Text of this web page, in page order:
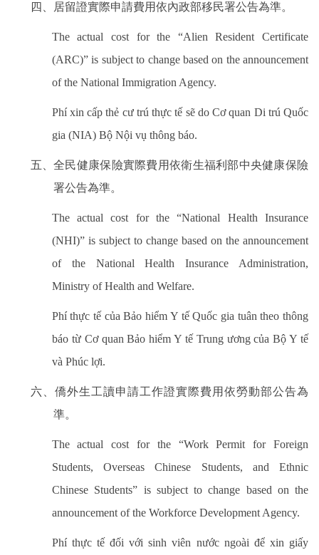
四、居留證實際申請費用依內政部移民署公告為準。
The actual cost for the “Alien Resident Certificate
(ARC)” is subject to change based on the announcement
of the National Immigration Agency.
Phí xin cấp thẻ cư trú thực tế sẽ do Cơ quan Di trú Quốc
gia (NIA) Bộ Nội vụ thông báo.
五、全民健康保險實際費用依衛生福利部中央健康保險
署公告為準。
The actual cost for the “National Health Insurance
(NHI)” is subject to change based on the announcement
of the National Health Insurance Administration,
Ministry of Health and Welfare.
Phí thực tế của Bảo hiểm Y tế Quốc gia tuân theo thông
báo từ Cơ quan Bảo hiểm Y tế Trung ương của Bộ Y tế
và Phúc lợi.
六、僑外生工讀申請工作證實際費用依勞動部公告為
準。
The actual cost for the “Work Permit for Foreign
Students, Overseas Chinese Students, and Ethnic
Chinese Students” is subject to change based on the
announcement of the Workforce Development Agency.
Phí thực tế đối với sinh viên nước ngoài để xin giấy